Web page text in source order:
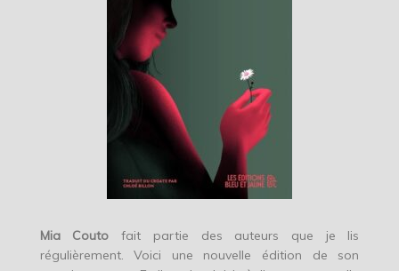
Mia Couto fait partie des auteurs que je lis
régulièrement. Voici une nouvelle édition de son